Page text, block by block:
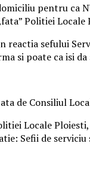
pentru ca
Politiei
reactia sefului
si poate ca isi
de Consiliul
Locale
Sefii de